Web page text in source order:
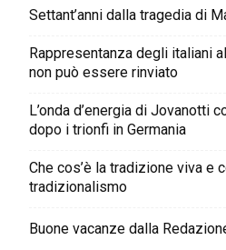
Settant’anni dalla tragedia di
Rappresentanza degli italiani
non può essere rinviato
L’onda d’energia di Jovanotti
dopo i trionfi in Germania
Che cos’è la tradizione viva e
tradizionalismo
Buone vacanze dalla